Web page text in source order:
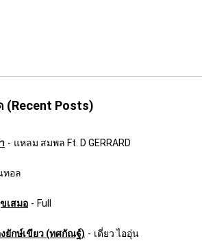
(Recent Posts)
- แหลม สมพล Ft. D GERRARD
ทอล
เสมอ - Full
ยักษ์เขียว (ทศกัณฐ์) - เดี่ยว ไออุ่น